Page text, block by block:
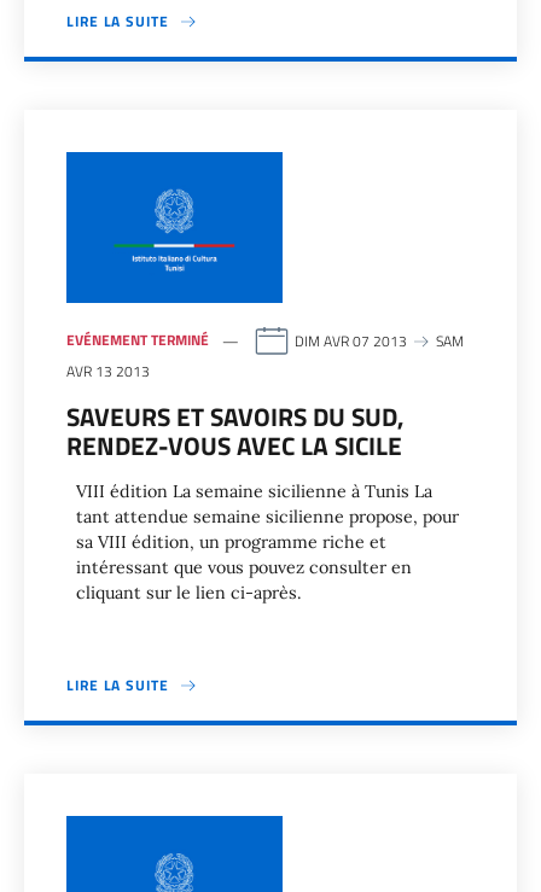
LIRE LA SUITE
EVÉNEMENT TERMINÉ DIM AVR 07 2013
SAM
AVR 13 2013
SAVEURS ET SAVOIRS DU SUD,
RENDEZ-VOUS AVEC LA SICILE
VIII édition La semaine sicilienne à Tunis La
tant attendue semaine sicilienne propose, pour
sa VIII édition, un programme riche et
intéressant que vous pouvez consulter en
cliquant sur le lien ci-après.
LIRE LA SUITE